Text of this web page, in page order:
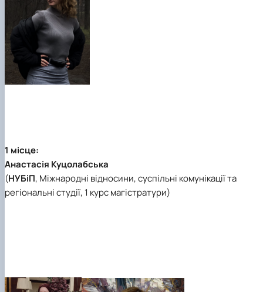
1 місце:
Анастасія Куцолабська
(НУБіП, Міжнародні відносини, суспільні комунікації та
регіональні студії, 1 курс магістратури)